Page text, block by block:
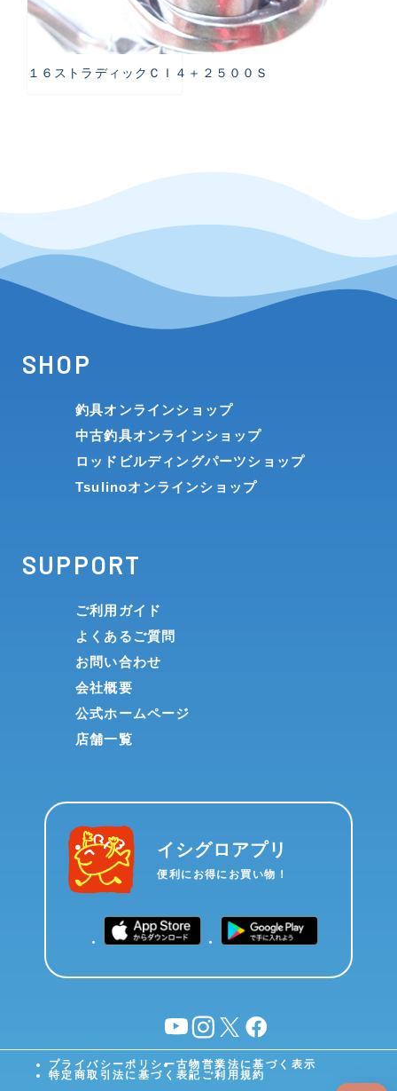
１６ストラディックＣＩ４＋２５００Ｓ
SHOP
釣具オンラインショップ
中古釣具オンラインショップ
ロッドビルディングパーツショップ
Tsulinoオンラインショップ
SUPPORT
ご利用ガイド
よくあるご質問
お問い合わせ
会社概要
公式ホームページ
店舗一覧
イシグロアプリ
便利にお得にお買い物！
YouTubeinstagram
X facebook
プライバシーポリシー古物営業法に基づく表示
特定商取引法に基づく表記 ご利用規約